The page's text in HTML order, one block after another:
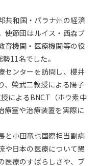
共和国・パラナ州の経済
使節団はルイス・西森ブ
育機関・医療機関等の役
11名でした。
センターを訪問し、櫻井
、榮武二教授による陽子
によるBNCT（ホウ素中
療室や治療装置を実際に
と小田竜也国際担当副病
や日本の医療について懇
医療のすばらしさや、ブ